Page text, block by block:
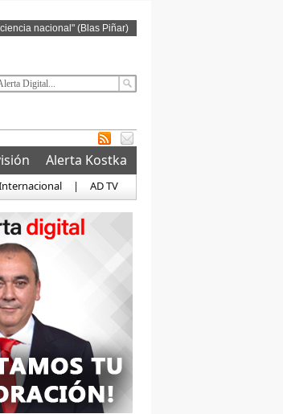
nacional" (Blas Piñar)
Alerta Kostka
| AD TV